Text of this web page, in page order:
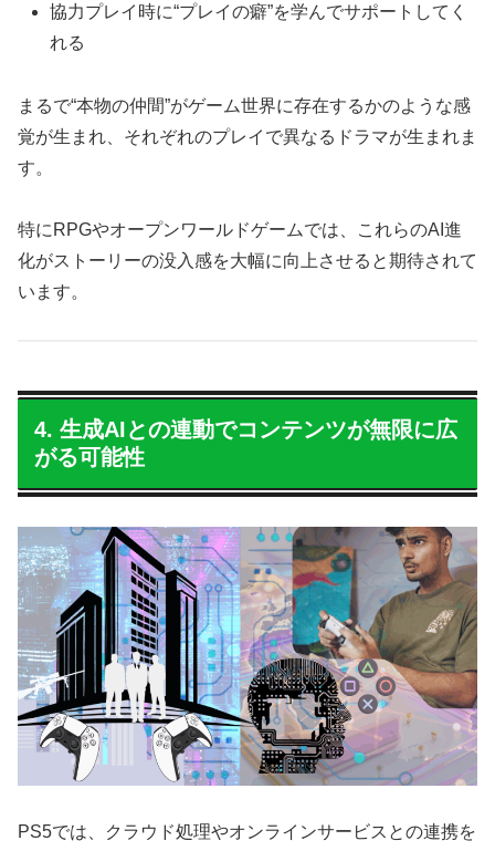
協力プレイ時に“プレイの癖”を学んでサポートしてく
れる
まるで“本物の仲間”がゲーム世界に存在するかのような感
覚が生まれ、それぞれのプレイで異なるドラマが生まれま
す。
特にRPGやオープンワールドゲームでは、これらのAI進
化がストーリーの没入感を大幅に向上させると期待されて
います。
4. 生成AIとの連動でコンテンツが無限に広
がる可能性
PS5では、クラウド処理やオンラインサービスとの連携を